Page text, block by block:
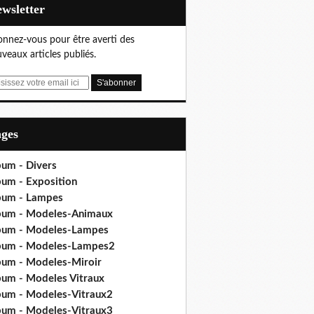
vous pour être averti des
articles publiés.
- Divers
- Exposition
- Lampes
- Modeles-Animaux
- Modeles-Lampes
- Modeles-Lampes2
- Modeles-Miroir
- Modeles Vitraux
- Modeles-Vitraux2
- Modeles-Vitraux3